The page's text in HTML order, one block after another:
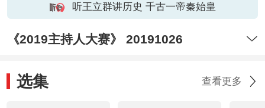
听王立群讲历史 千古一帝秦始皇
《2019主持人大赛》 20191026
选集 查看更多